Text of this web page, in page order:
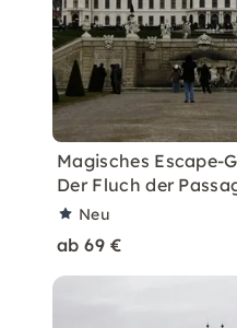
Magisches Escape-
Der Fluch der
Neu
ab 69 €